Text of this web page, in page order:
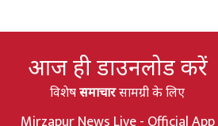
आज ही डाउनलोड करें
विशेषसमाचारसामग्री के लिए